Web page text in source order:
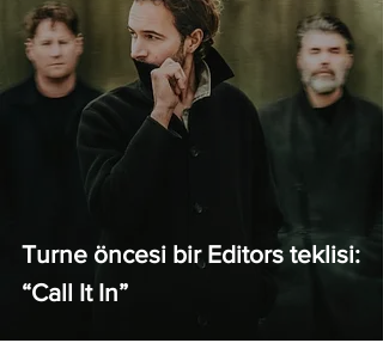
Turne öncesi bir Editors teklisi:
“Call It In”